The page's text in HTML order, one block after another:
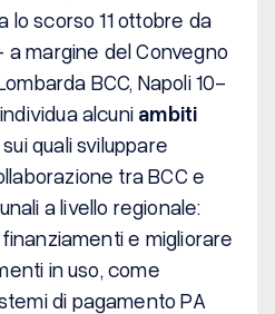
lo scorso 11 ottobre da
a margine del Convegno
BCC, Napoli 10-
alcuni ambiti
sui quali sviluppare
tra BCC e
a livello regionale:
e migliorare
in uso, come
di pagamento PA